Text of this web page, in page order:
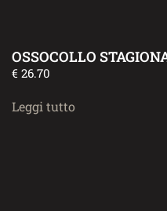
OSSOCOLLO
€ 26.70
Leggi tutto